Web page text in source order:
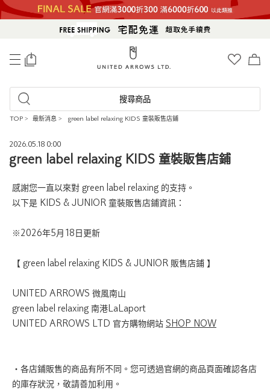
搜尋商品
TOP > 最新消息 > green label relaxing KIDS 童裝販售店鋪
2026.05.18 0:00
green label relaxing KIDS 童裝販售店鋪
感謝您一直以來對 green label relaxing 的支持。
以下是 KIDS & JUNIOR 童裝販售店鋪資訊：
※2026年5月18日更新
【 green label relaxing KIDS & JUNIOR 販售店鋪 】
UNITED ARROWS 微風南山
green label relaxing 南港LaLaport
UNITED ARROWS LTD 官方購物網站 SHOP NOW
・各店鋪販售的商品有所不同。您可透過官網的商品頁面確認各店
的庫存狀況，敬請善加利用。